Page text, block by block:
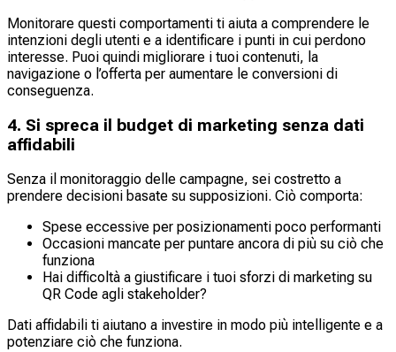
Monitorare questi comportamenti ti aiuta a comprendere le
intenzioni degli utenti e a identificare i punti in cui perdono
interesse. Puoi quindi migliorare i tuoi contenuti, la
navigazione o l’offerta per aumentare le conversioni di
conseguenza.
4. Si spreca il budget di marketing senza dati
affidabili
Senza il monitoraggio delle campagne, sei costretto a
prendere decisioni basate su supposizioni. Ciò comporta:
Spese eccessive per posizionamenti poco performanti
Occasioni mancate per puntare ancora di più su ciò che
funziona
Hai difficoltà a giustificare i tuoi sforzi di marketing su
QR Code agli stakeholder?
Dati affidabili ti aiutano a investire in modo più intelligente e a
potenziare ciò che funziona.